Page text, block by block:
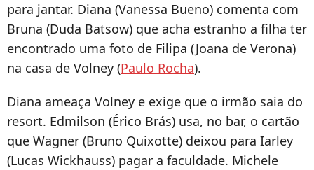
para jantar. Diana (Vanessa Bueno) comenta com
Bruna (Duda Batsow) que acha estranho a filha ter
encontrado uma foto de Filipa (Joana de Verona)
na casa de Volney (Paulo Rocha).
Diana ameaça Volney e exige que o irmão saia do
resort. Edmilson (Érico Brás) usa, no bar, o cartão
que Wagner (Bruno Quixotte) deixou para Iarley
(Lucas Wickhauss) pagar a faculdade. Michele